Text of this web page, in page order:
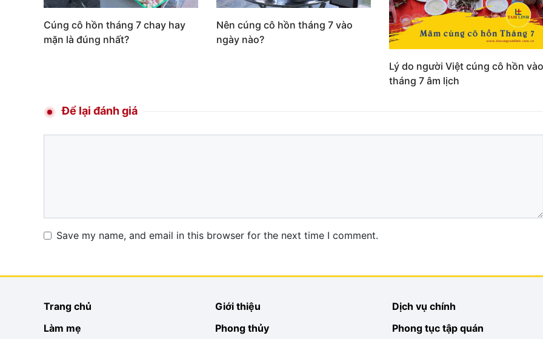
Cúng cô hồn tháng 7 chay hay
mặn là đúng nhất?
Nên cúng cô hồn tháng 7 vào
ngày nào?
Lý do người Việt cúng cô hồn vào
tháng 7 âm lịch
Để lại đánh giá
Name
Email
Website
Save my name, and email in this browser for the next time I comment.
Trang chủ Giới thiệu Dịch vụ chính
Làm mẹ
Phong thủy Phong tục tập quán